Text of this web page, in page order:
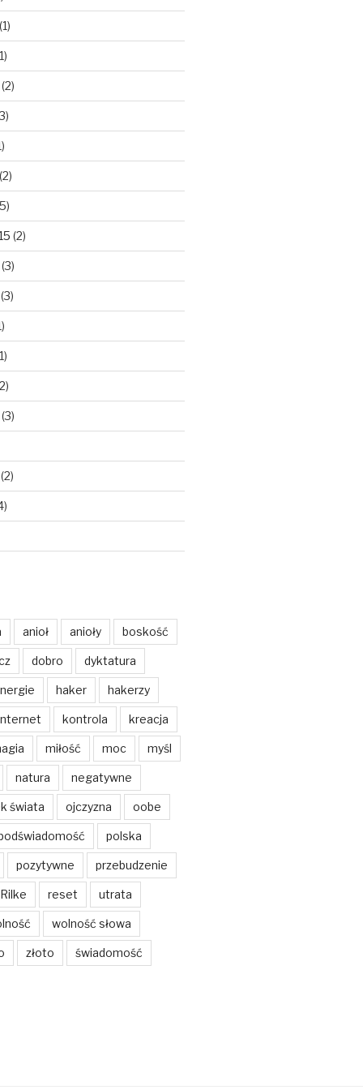
(1)
(2)
(2)
(2)
(3)
(3)
anioł anioły boskość
dobro dyktatura
haker hakerzy
kontrola kreacja
miłość moc myśl
natura negatywne
świata ojczyzna oobe
polska
pozytywne przebudzenie
reset utrata
wolność słowa
złoto świadomość